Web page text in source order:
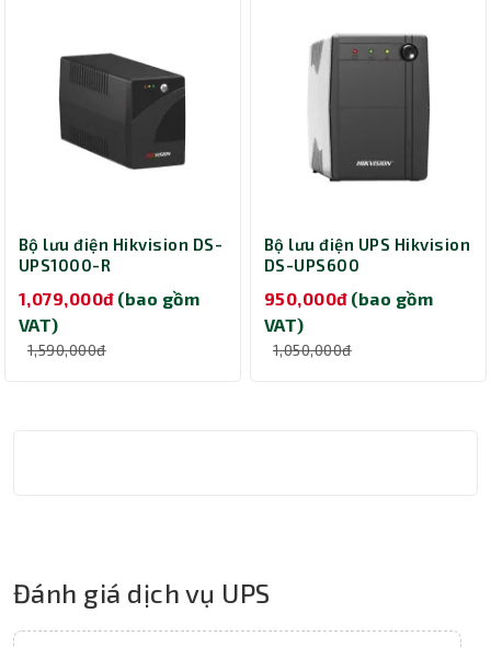
Bộ lưu điện Hikvision DS-
UPS1000-R
1,079,000đ (bao gồm
VAT)
1,590,000đ
Bộ lưu điện UPS Hikvision
DS-UPS600
950,000đ (bao gồm
VAT)
1,050,000đ
Đánh giá dịch vụ UPS